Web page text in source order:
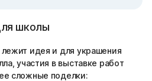
школы
идея и для украшения
участия в выставке работ
сложные поделки: